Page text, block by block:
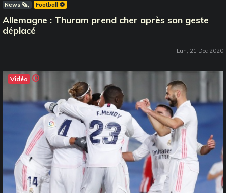
News 🗞️ Football ⚽️
Allemagne : Thuram prend cher après son geste
déplacé
Lun, 21 Dec 2020
Vidéo